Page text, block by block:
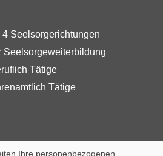
Seelsorgerichtungen
Seelsorgeweiterbildung
Tätige
Tätige
Ihre personenbezogenen